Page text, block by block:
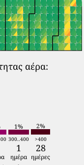
αέρα:
1% 2%
300..400 >400
1 28
ημέρα ημέρες